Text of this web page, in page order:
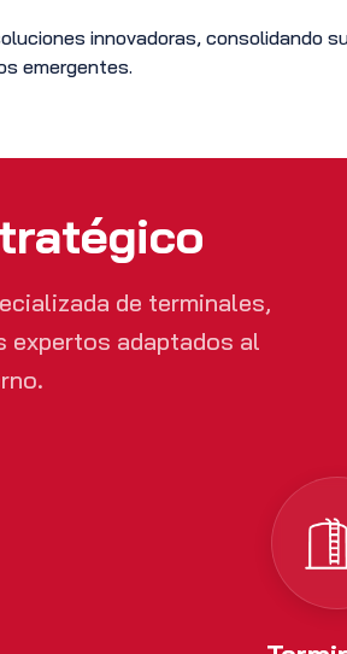
innovadoras, consolidando
emergentes.
de terminales,
expertos adaptados al